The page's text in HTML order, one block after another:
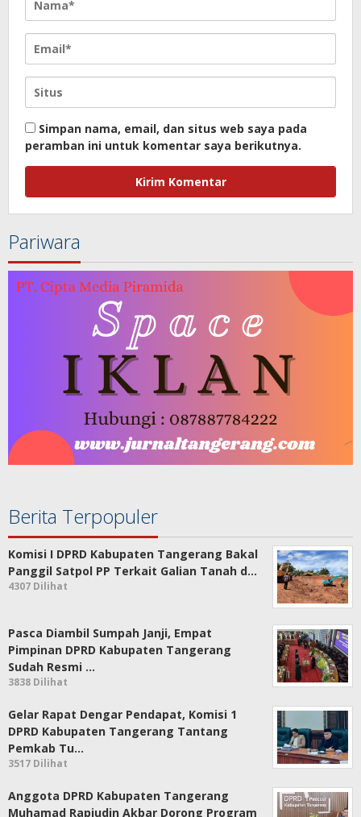
Simpan nama, email, dan situs web saya pada
peramban ini untuk komentar saya berikutnya.
Pariwara
Berita Terpopuler
Komisi I DPRD Kabupaten Tangerang Bakal
Panggil Satpol PP Terkait Galian Tanah d…
4307 Dilihat
Pasca Diambil Sumpah Janji, Empat
Pimpinan DPRD Kabupaten Tangerang
Sudah Resmi …
3838 Dilihat
Gelar Rapat Dengar Pendapat, Komisi 1
DPRD Kabupaten Tangerang Tantang
Pemkab Tu…
3517 Dilihat
Anggota DPRD Kabupaten Tangerang
Muhamad Rapiudin Akbar Dorong Program